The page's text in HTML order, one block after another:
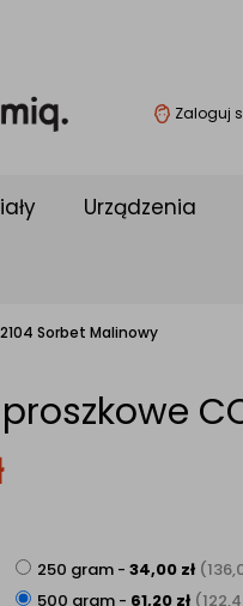
Zaloguj
Urządzenia
Sorbet Malinowy
250 gram - 34,00 zł
500 gram - 61,20 zł